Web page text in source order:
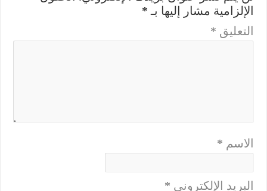
الإلزامية مشار إليها بـ *
التعليق *
الاسم *
البريد الإلكتروني *